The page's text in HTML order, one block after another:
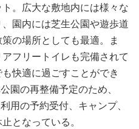
。広大な敷地内には様々な
園内には芝生公園や遊歩道
の場所としても最適。ま
フリートイレも完備されて
快適に過ごすことができ
園の再整備予定のため、
用の予約受付、キャンプ、
となっている。